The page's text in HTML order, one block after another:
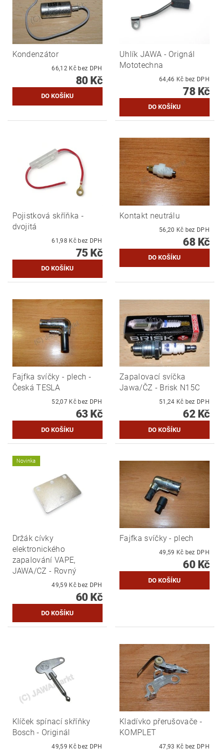
Kondenzátor
66,12 Kč bez DPH
80 Kč
Uhlík JAWA - Orignál
Mototechna
64,46 Kč bez DPH
78 Kč
Pojistková skříňka -
dvojitá
61,98 Kč bez DPH
75 Kč
Kontakt neutrálu
56,20 Kč bez DPH
68 Kč
Fajfka svíčky - plech -
Česká TESLA
52,07 Kč bez DPH
63 Kč
Zapalovací svíčka
Jawa/ČZ - Brisk N15C
51,24 Kč bez DPH
62 Kč
Novinka
Držák cívky
elektronického
zapalování VAPE,
JAWA/CZ - Rovný
49,59 Kč bez DPH
60 Kč
Fajfka svíčky - plech
49,59 Kč bez DPH
60 Kč
Klíček spínací skříňky
Bosch - Originál
49,59 Kč bez DPH
Kladívko přerušovače -
KOMPLET
47,93 Kč bez DPH